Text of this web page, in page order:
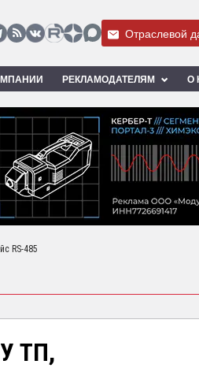
Отраслевой
РЕКЛАМОДАТЕЛЯМ О
RS-485
ТП,